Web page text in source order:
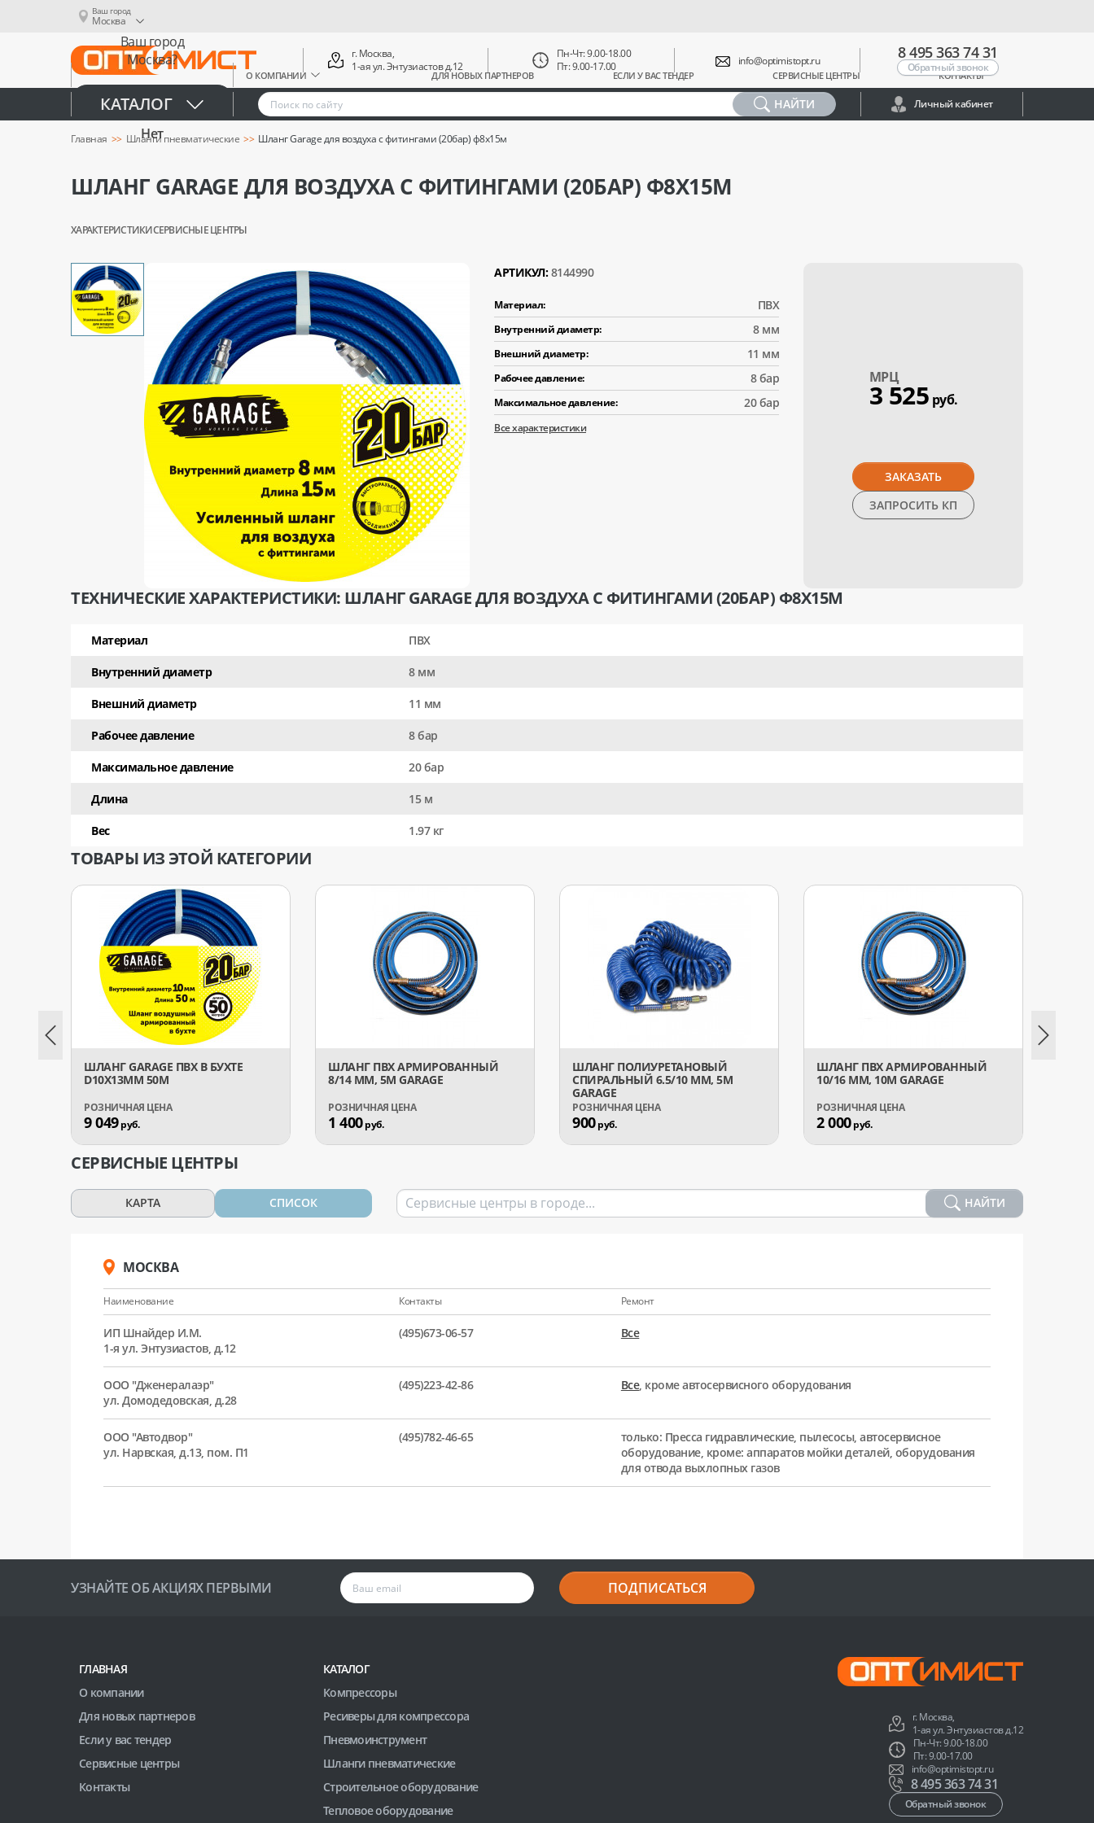
Ваш город
Москва
Ваш город
Москва?
Да
Нет
О КОМПАНИИ ДЛЯ НОВЫХ ПАРТНЕРОВ ЕСЛИ У ВАС ТЕНДЕР СЕРВИСНЫЕ ЦЕНТРЫ КОНТАКТЫ
г. Москва,
1-ая ул. Энтузиастов д.12
Пн-Чт: 9.00-18.00
Пт: 9.00-17.00
info@optimistopt.ru 8 495 363 74 31
Обратный звонок
КАТАЛОГ НАЙТИ Личный кабинет
Главная Шланги пневматические Шланг Garage для воздуха с фитингами (20бар) ф8х15м
ШЛАНГ GARAGE ДЛЯ ВОЗДУХА С ФИТИНГАМИ (20БАР) Ф8Х15М
ХАРАКТЕРИСТИКИСЕРВИСНЫЕ ЦЕНТРЫ
АРТИКУЛ: 8144990
Материал: ПВХ
Внутренний диаметр: 8 мм
Внешний диаметр: 11 мм
Рабочее давление: 8 бар
Максимальное давление: 20 бар
Все характеристики
МPЦ
3 525 руб.
ЗАКАЗАТЬ
ЗАПРОСИТЬ КП
ТЕХНИЧЕСКИЕ ХАРАКТЕРИСТИКИ: ШЛАНГ GARAGE ДЛЯ ВОЗДУХА С ФИТИНГАМИ (20БАР) Ф8Х15М
Материал ПВХ
Внутренний диаметр 8 мм
Внешний диаметр 11 мм
Рабочее давление 8 бар
Максимальное давление 20 бар
Длина 15 м
Вес 1.97 кг
ТОВАРЫ ИЗ ЭТОЙ КАТЕГОРИИ
ШЛАНГ GARAGE ПВХ В БУХТЕ
D10Х13ММ 50М
9 049руб.
ШЛАНГ ПВХ АРМИРОВАННЫЙ
8/14 ММ, 5М GARAGE
1 400руб.
ШЛАНГ ПОЛИУРЕТАНОВЫЙ
СПИРАЛЬНЫЙ 6.5/10 ММ, 5М
GARAGE
900руб.
ШЛАНГ ПВХ АРМИРОВАННЫЙ
10/16 ММ, 10М GARAGE
2 000руб.
СЕРВИСНЫЕ ЦЕНТРЫ
КАРТА СПИСОК НАЙТИ
МОСКВА
Наименование Контакты Ремонт
ИП Шнайдер И.М.
1-я ул. Энтузиастов, д.12
(495)673-06-57 Все
ООО "Дженералаэр"
ул. Домодедовская, д.28
(495)223-42-86 Все, кроме автосервисного оборудования
ООО "Автодвор"
ул. Нарвская, д.13, пом. П1
(495)782-46-65
только: Пресса гидравлические, пылесосы, автосервисное
оборудование, кроме: аппаратов мойки деталей, оборудования
для отвода выхлопных газов
УЗНАЙТЕ ОБ АКЦИЯХ ПЕРВЫМИ ПОДПИСАТЬСЯ
ГЛАВНАЯ
О компании
Для новых партнеров
Если у вас тендер
Сервисные центры
Контакты
КАТАЛОГ
Компрессоры
Ресиверы для компрессора
Пневмоинструмент
Шланги пневматические
Строительное оборудование
Тепловое оборудование
г. Москва,
1-ая ул. Энтузиастов д.12
Пн-Чт: 9.00-18.00
Пт: 9.00-17.00
info@optimistopt.ru
8 495 363 74 31
Обратный звонок